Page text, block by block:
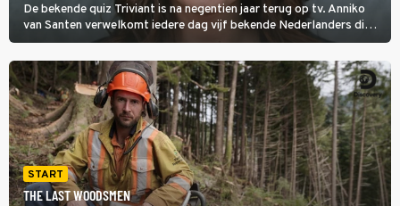
De bekende quiz Triviant is na negentien jaar terug op tv. Anniko
van Santen verwelkomt iedere dag vijf bekende Nederlanders die
vragen beantwoorden in verschillende categorieën. De beste
speler gaat direct door naar de finaleweek.
START
THE LAST WOODSMEN